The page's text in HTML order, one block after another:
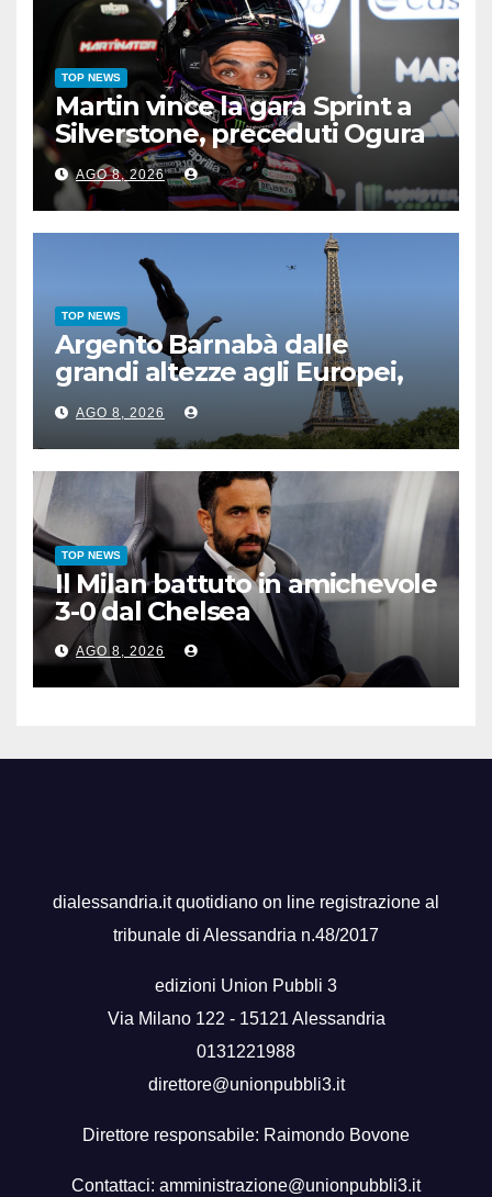
TOP NEWS
Martin vince la gara Sprint a
Silverstone, preceduti Ogura
e Bezzecchi
AGO 8, 2026
TOP NEWS
Argento Barnabà dalle
grandi altezze agli Europei,
bis azzurro dopo Cosetti
AGO 8, 2026
TOP NEWS
Il Milan battuto in amichevole
3-0 dal Chelsea
AGO 8, 2026
dialessandria.it quotidiano on line registrazione al
tribunale di Alessandria n.48/2017
edizioni Union Pubbli 3
Via Milano 122 - 15121 Alessandria
0131221988
direttore@unionpubbli3.it
Direttore responsabile: Raimondo Bovone
Contattaci: amministrazione@unionpubbli3.it